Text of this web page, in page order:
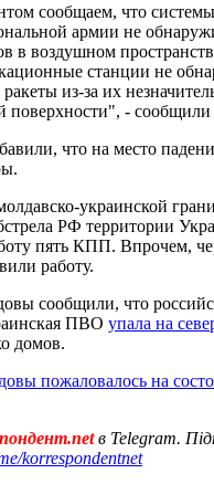
сообщаем, что
армии не
в воздушном
станции не
из-за их
- сообщили
что на место
украинской
РФ территории
пять КПП. Впрочем,
работу.
сообщили, что
ПВО упала на
домов.
пожаловалось на
в Telegram.
korrespondentnet